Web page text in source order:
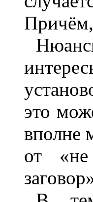
это
вполне
от «не